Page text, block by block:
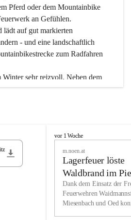
Pferd oder dem Mountainbike
an Gefühlen.
lädt auf gut markierten
- und eine landschaftlich
zum Radfahren
Winter sehr reizvoll. Neben dem
auf dem nahe gelegenen Unterberg
die zum Schifahren oder
Kulturvereine.
dass Sie in Miesenbach sowie
Gaststätten und urigen
als lebens- und liebenswerten Ort.
werden ebenso groß geschrieben
M
h
vor 1 Woche
m.noen.at
Lagerfeuer löste
Waldbrand im
aus
Dank dem Einsatz der
Feuerwehren
Miesenbach und Oed